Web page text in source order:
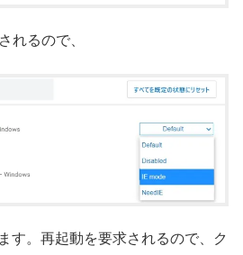
れるので、
す。再起動を要求されるので、ク